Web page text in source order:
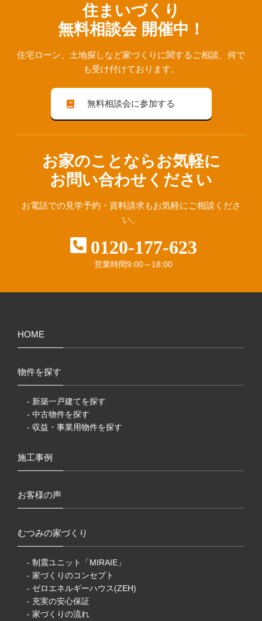
住まいづくり
無料相談会 開催中！
住宅ローン、⼟地探しなど家づくりに関するご相談、 何で
も受け付けております。
無料相談会に参加する
お家のことならお気軽に
お問い合わせください
お電話での見学予約・資料請求もお気軽にご相談くださ
い。
0120-177-623
営業時間9:00～18:00
HOME
物件を探す
- 新築一戸建てを探す
- 中古物件を探す
- 収益・事業用物件を探す
施工事例
お客様の声
むつみの家づくり
- 制震ユニット「MIRAIE」
- 家づくりのコンセプト
- ゼロエネルギーハウス(ZEH)
- 充実の安心保証
- 家づくりの流れ